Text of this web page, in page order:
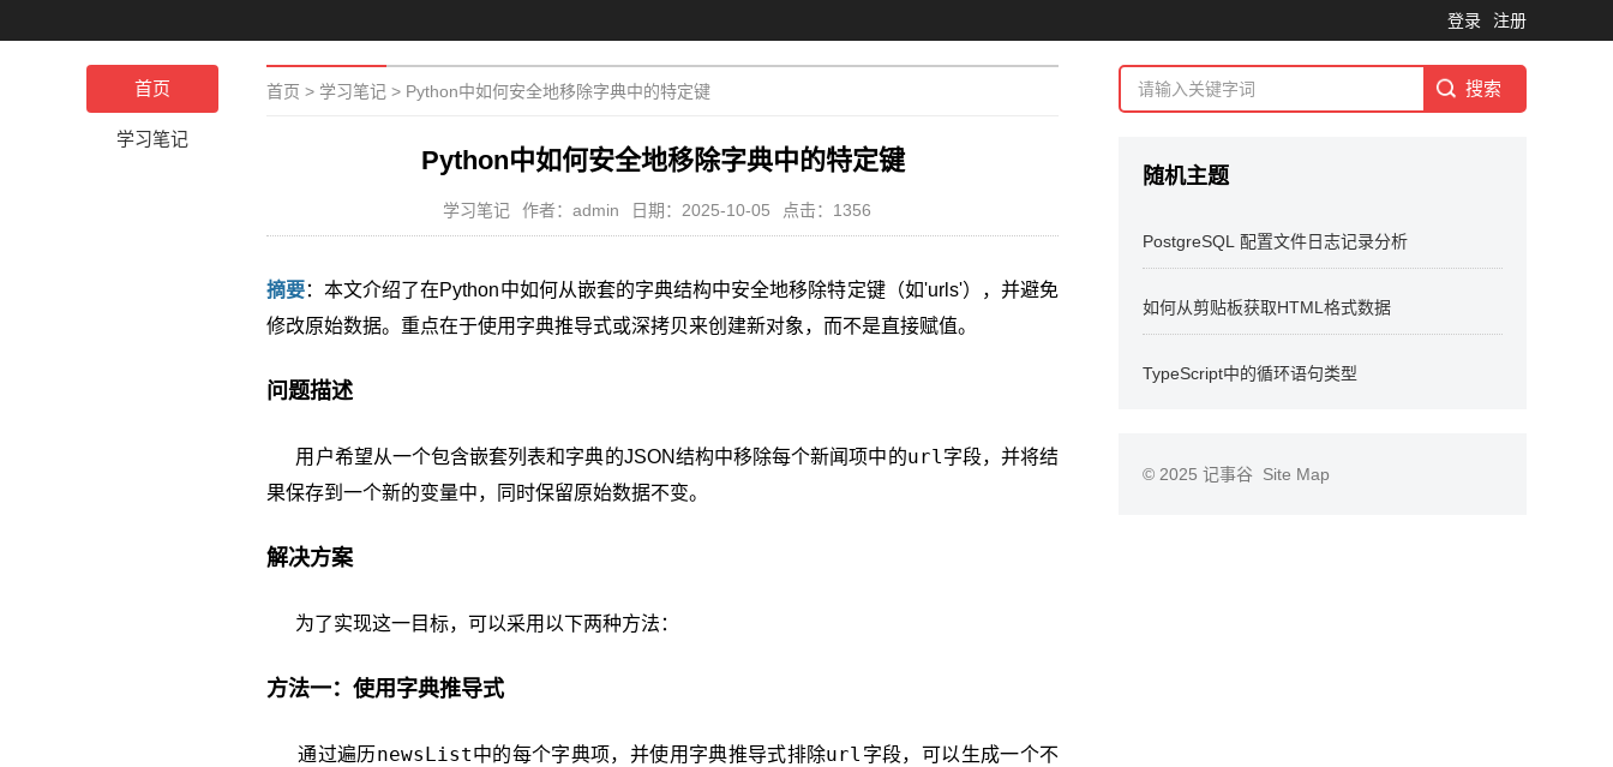
登录 注册
首页
学习笔记
首页 > 学习笔记 > Python中如何安全地移除字典中的特定键
Python中如何安全地移除字典中的特定键
学习笔记 作者：admin 日期：2025-10-05 点击：1356
摘要：本文介绍了在Python中如何从嵌套的字典结构中安全地移除特定键（如'urls'），并避免
修改原始数据。重点在于使用字典推导式或深拷贝来创建新对象，而不是直接赋值。
问题描述
用户希望从一个包含嵌套列表和字典的JSON结构中移除每个新闻项中的url字段，并将结
果保存到一个新的变量中，同时保留原始数据不变。
解决方案
为了实现这一目标，可以采用以下两种方法：
方法一：使用字典推导式
通过遍历newsList中的每个字典项，并使用字典推导式排除url 字段，可以生成一个不
随机主题
PostgreSQL 配置文件日志记录分析
如何从剪贴板获取HTML格式数据
TypeScript中的循环语句类型
© 2025 记事谷 Site Map